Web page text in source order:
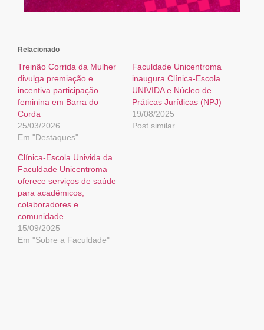
Relacionado
Treinão Corrida da Mulher
divulga premiação e
incentiva participação
feminina em Barra do
Corda
25/03/2026
Em "Destaques"
Faculdade Unicentroma
inaugura Clínica-Escola
UNIVIDA e Núcleo de
Práticas Jurídicas (NPJ)
19/08/2025
Post similar
Clínica-Escola Univida da
Faculdade Unicentroma
oferece serviços de saúde
para acadêmicos,
colaboradores e
comunidade
15/09/2025
Em "Sobre a Faculdade"